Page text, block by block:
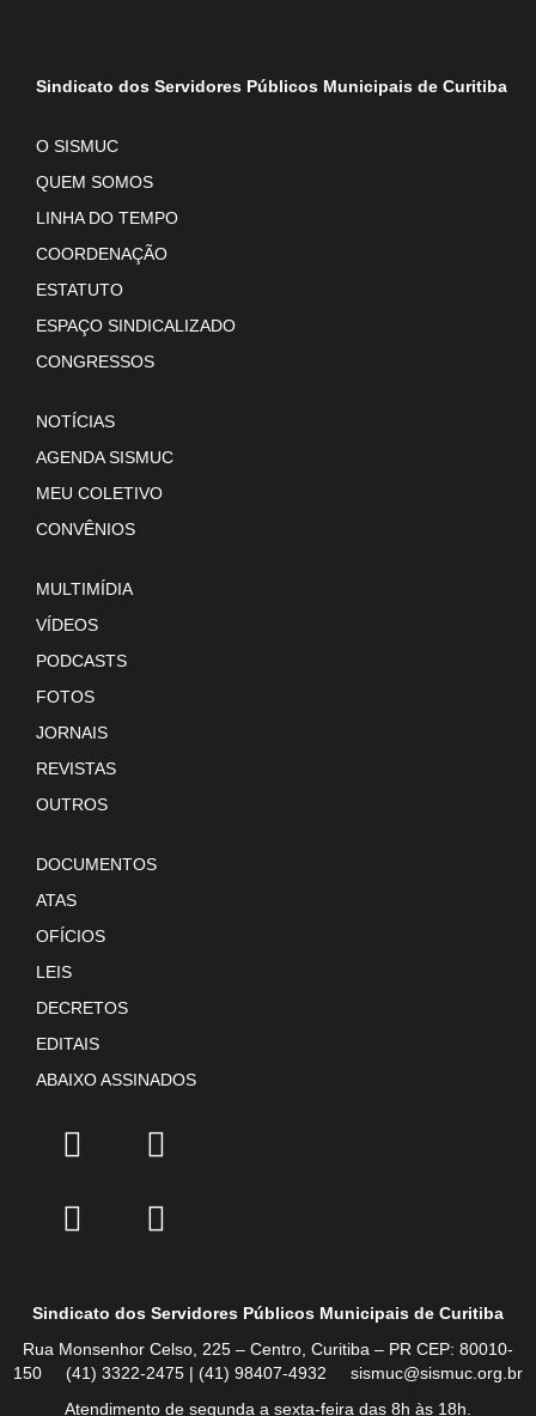
Sindicato dos Servidores Públicos Municipais de Curitiba
O SISMUC
QUEM SOMOS
LINHA DO TEMPO
COORDENAÇÃO
ESTATUTO
ESPAÇO SINDICALIZADO
CONGRESSOS
NOTÍCIAS
AGENDA SISMUC
MEU COLETIVO
CONVÊNIOS
MULTIMÍDIA
VÍDEOS
PODCASTS
FOTOS
JORNAIS
REVISTAS
OUTROS
DOCUMENTOS
ATAS
OFÍCIOS
LEIS
DECRETOS
EDITAIS
ABAIXO ASSINADOS
Sindicato dos Servidores Públicos Municipais de Curitiba
Rua Monsenhor Celso, 225 – Centro, Curitiba – PR CEP: 80010-
150 (41) 3322-2475 | (41) 98407-4932 sismuc@sismuc.org.br
Atendimento de segunda a sexta-feira das 8h às 18h.